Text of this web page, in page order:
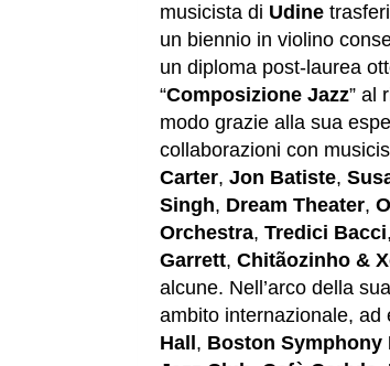
musicista di Udine
un biennio in violino
un diploma post-laurea
“Composizione Jazz” al
modo grazie alla sua
collaborazioni con
Carter, Jon Batiste,
Singh, Dream Theater,
Orchestra, Tredici Bacci,
Garrett, Chitãozinho &
alcune. Nell’arco della
ambito internazionale, ad
Hall , Boston Symphony